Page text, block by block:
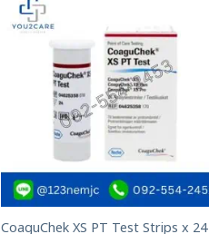
CoaguChek XS PT Test Strips x 24